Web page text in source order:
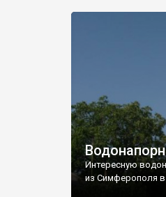
Интересную
из Симферополя в